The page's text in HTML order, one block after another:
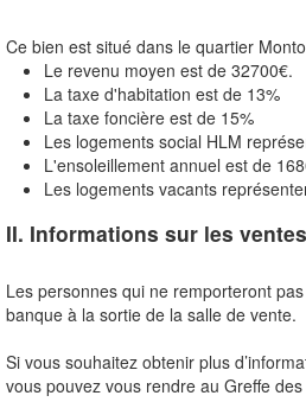
Ce bien est situé dans le quartier
Le revenu moyen est de 32700€.
La taxe d'habitation est de 13%
La taxe foncière est de 15%
Les logements social HLM
L'ensoleillement annuel est de
Les logements vacants
II. Informations sur les
Les personnes qui ne remporteront
banque à la sortie de la salle de vente.
Si vous souhaitez obtenir plus
vous pouvez vous rendre au Greffe